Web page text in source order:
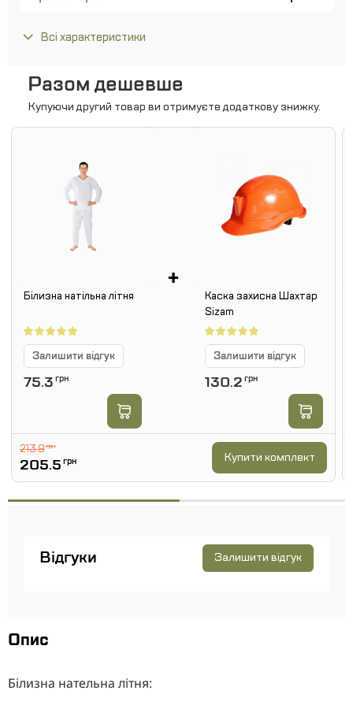
Всі характеристики
Разом дешевше
Купуючи другий товар ви отримуєте додаткову знижку.
Білизна натільна літня
Залишити відгук
75.3 грн
+
Каска захисна Шахтар
Sizam
Залишити відгук
130.2 грн
213.9грн
205.5 грн Купити комплект
Відгуки Залишити відгук
Опис
Білизна нательна літня: